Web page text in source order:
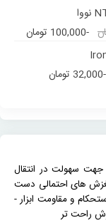
-100,000 تومان
-32,000 تومان
سهولت در انتقال
های احتمالی دست
و مقاومت ابزار -
راحت تر